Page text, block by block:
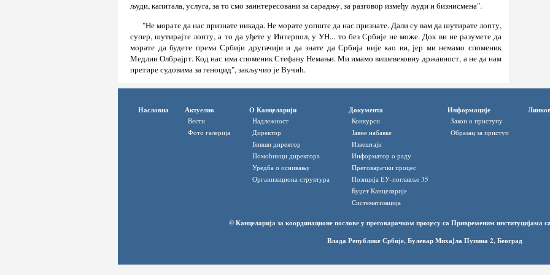
људи, капитала, услуга, за то смо заинтересовани за сарадњу, за разговор између људи и бизнисмена".
"Не морате да нас признате никада. Не морате уопште да нас признате. Дали су вам да шутирате лопту,
супер, шутирајте лопту, а то да уђете у Интерпол, у УН... то без Србије не може. Док ви не разумете да
морате да будете према Србији другачији и да знате да Србија није као ви, јер ми немамо споменик
Медлин Олбрајрт. Код нас има споменик Стефану Немањи. Ми имамо вишевековну државност, а не да нам
претире судовима за геноцид", закључио је Вучић.
Насловна Актуелно
Вести
Фото галерија
О Канцеларији
Надлежност
Директор
Бивши директор
Помоћници директора
Уредба о оснивању
Организациона структура
Документа
Конкурси
Јавне набавке
Извештаји
Информатор o раду
Преговарачки процес
Позиција ЕУ-поглавље 35
Буџет Канцеларије
Систематизација
Информације
Закон о приступу
Oбразац за приступ
© Канцеларија за координационе послове у преговарачком процесу са Привременим институцијама
Влада Републике Србије, Булевар Михаjла Пупина 2, Београд